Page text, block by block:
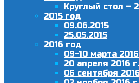
Круглый стол –
2015 год
09.06.2015
25.05.2015
2016 год
09-10 марта
20 апреля 2016 г.
06 сентября